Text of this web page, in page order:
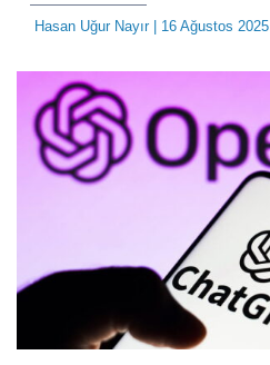
Hasan Uğur Nayır| 16 Ağustos 2025